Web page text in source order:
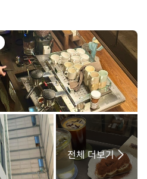
전체 더보기